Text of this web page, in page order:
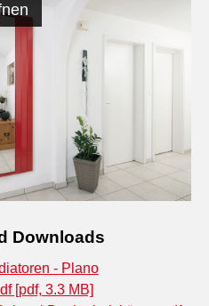
Downloads
- Plano
[pdf, 3.3 MB]